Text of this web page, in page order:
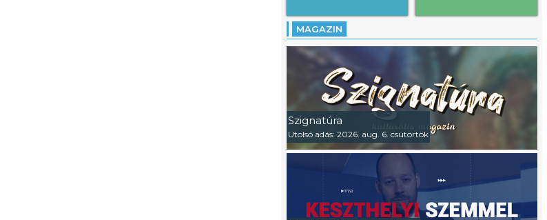
MAGAZIN
Szignatúra
Utolsó adás: 2026. aug. 6. csütörtök